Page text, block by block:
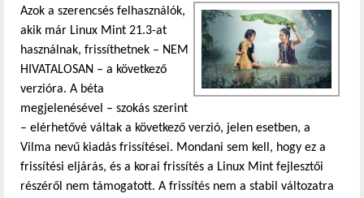
Azok a szerencsés felhasználók,
akik már Linux Mint 21.3-at
használnak, frissíthetnek – NEM
HIVATALOSAN – a következő
verzióra. A béta
megjelenésével – szokás szerint
– elérhetővé váltak a következő verzió, jelen esetben, a
Vilma nevű kiadás frissítései. Mondani sem kell, hogy ez a
frissítési eljárás, és a korai frissítés a Linux Mint fejlesztői
részéről nem támogatott. A frissítés nem a stabil változatra